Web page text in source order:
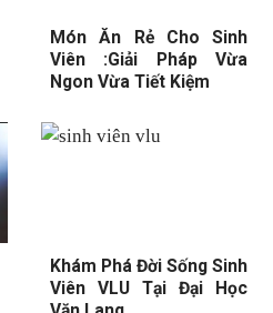
Món Ăn Rẻ Cho Sinh
Viên :Giải Pháp Vừa
Ngon Vừa Tiết Kiệm
Khám Phá Đời Sống Sinh
Viên VLU Tại Đại Học